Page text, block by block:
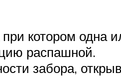
котором одна
распашной.
забора,